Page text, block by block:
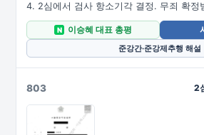
2심에서 검사 항소기각 결정. 무죄 확정
N 이승혜 대표 총평
준강간·준강제추행 해설
803 2